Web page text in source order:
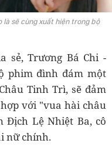
là sẽ cùng xuất hiện trong bộ
sẻ, Trương Bá Chi -
phim đình đám một
Tinh Trì, sẽ đảm
với "vua hài châu
Địch Lệ Nhiệt Ba, cô
nữ chính.